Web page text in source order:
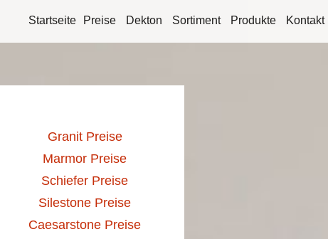
Startseite Preise Dekton Sortiment Produkte Kontakt
Granit Preise
Marmor Preise
Schiefer Preise
Silestone Preise
Caesarstone Preise